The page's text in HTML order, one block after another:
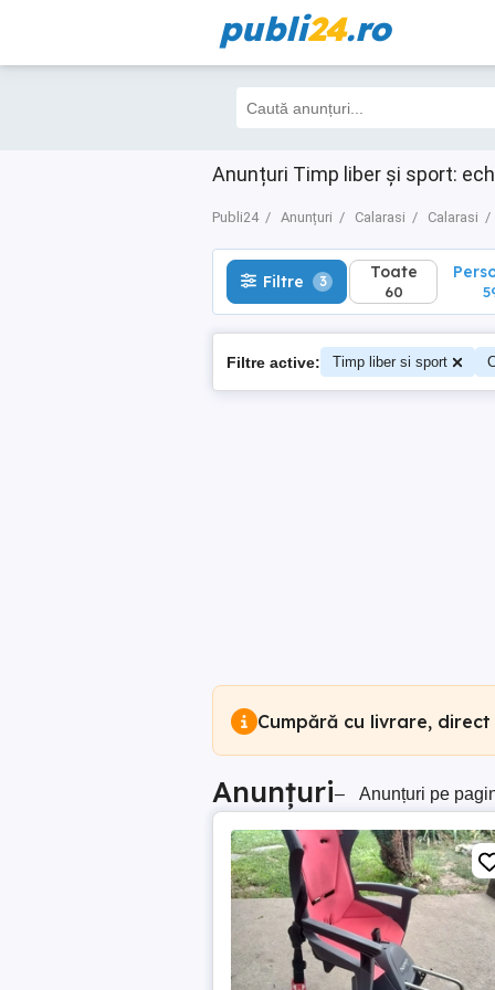
publi24.ro
Anunțuri Timp liber și sport:
Publi24 Anunțuri Calarasi Calarasi
Filtre 3 Toate
60
Filtre 3 Toate
60
Filtre active: Timp liber si sport
Cumpără cu livrare,
Anunțuri– Anunțuri pe